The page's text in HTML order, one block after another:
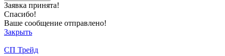
Заявка принята!
Спасибо!
Ваше сообщение отправлено!
Закрыть
СП Трейд